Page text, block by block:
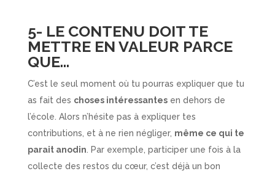
5- LE CONTENU DOIT TE
METTRE EN VALEUR PARCE
QUE…
C’est le seul moment où tu pourras expliquer que tu
as fait des choses intéressantesen dehors de
l’école. Alors n’hésite pas à expliquer tes
contributions, et à ne rien négliger, même ce qui te
parait anodin . Par exemple, participer une fois à la
collecte des restos du cœur, c’est déjà un bon